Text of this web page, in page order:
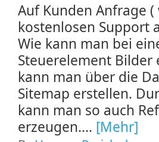
Auf Kunden Anfrage
kostenlosen Support
Wie kann man bei
Steuerelement Bilder
kann man über die
Sitemap erstellen.
kann man so auch
erzeugen.... [Mehr]